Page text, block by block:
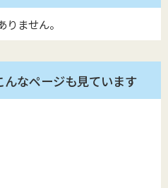
ません。
なページも見ています